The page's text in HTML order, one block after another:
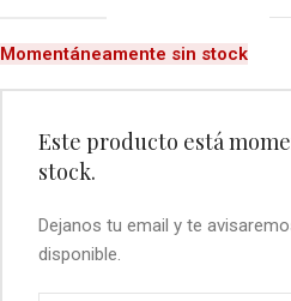
Momentáneamente sin stock
Este producto está
stock.
Dejanos tu email y te
disponible.